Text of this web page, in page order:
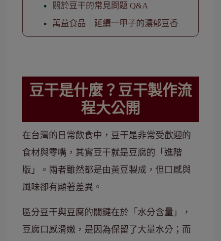
關於豆干的常見問題 Q&A
萬益食品｜延續一甲子的濃郁豆香
豆干是什麼？豆干製作流
程大公開
在台灣的日常飲食中，豆干是非常受歡迎的
食材與零嘴，其實豆干就是豆腐的「進階
版」。兩者雖然都是由黃豆製成，但口感與
風味卻有顯著差異。
區分豆干與豆腐的關鍵在於「水分含量」，
豆腐口感滑嫩，是因為保留了大量水分；而